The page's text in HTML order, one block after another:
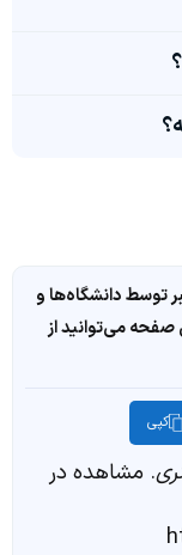
توسط دانشگاه‌ها و
می‌توانید از
کپی
. مشاهده در